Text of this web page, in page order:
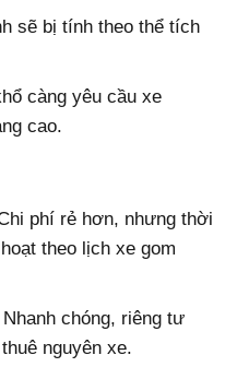
sẽ bị tính theo thể tích
càng yêu cầu xe
cao.
phí rẻ hơn, nhưng thời
theo lịch xe gom
chóng, riêng tư
nguyên xe.